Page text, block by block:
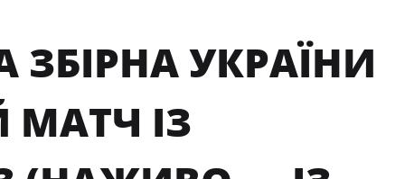
ЗБІРНА УКРАЇНИ
ІЗ